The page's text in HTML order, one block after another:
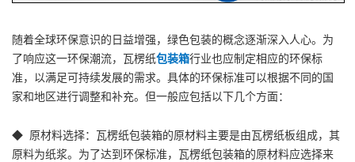
随着全球环保意识的日益增强，绿色包装的概念逐渐深入人心。为
了响应这一环保潮流，瓦楞纸包装箱行业也应制定相应的环保标
准，以满足可持续发展的需求。具体的环保标准可以根据不同的国
家和地区进行调整和补充。但一般应包括以下几个方面：
◆ 原材料选择：瓦楞纸包装箱的原材料主要是由瓦楞纸板组成，其
原料为纸浆。为了达到环保标准，瓦楞纸包装箱的原材料应选择来